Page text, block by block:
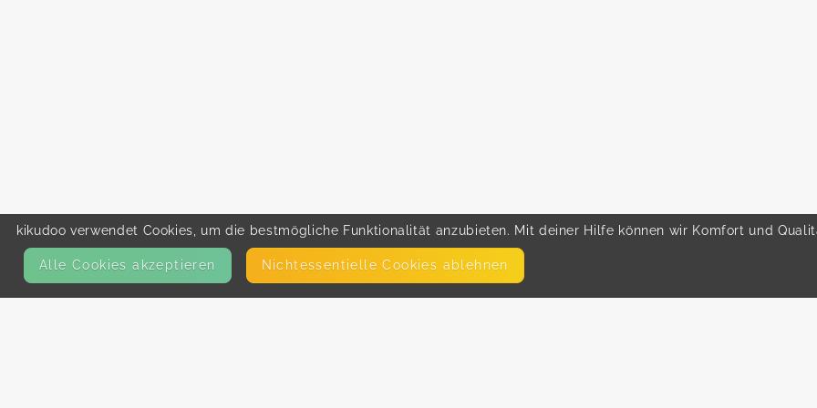
kikudoo verwendet Cookies, um die bestmögliche Funktionalität anzubieten. Mit deiner Hilfe können wir Komfort und
Alle Cookies akzeptieren Nicht­essentielle Cookies ablehnen